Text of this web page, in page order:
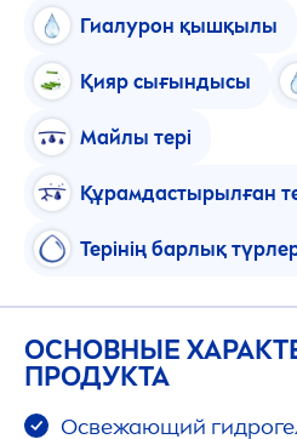
Гиалурон қышқылы
Қияр сығындысы
Майлы тері
Құрамдастырылған
Терінің барлық
ОСНОВНЫЕ
ПРОДУКТА
Освежающий